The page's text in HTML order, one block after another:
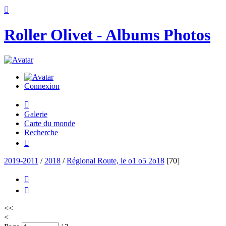

Roller Olivet - Albums Photos
Connexion

Galerie
Carte du monde
Recherche

2019-2011 / 2018 / Régional Route, le o1 o5 2o18 [70]


<<
<